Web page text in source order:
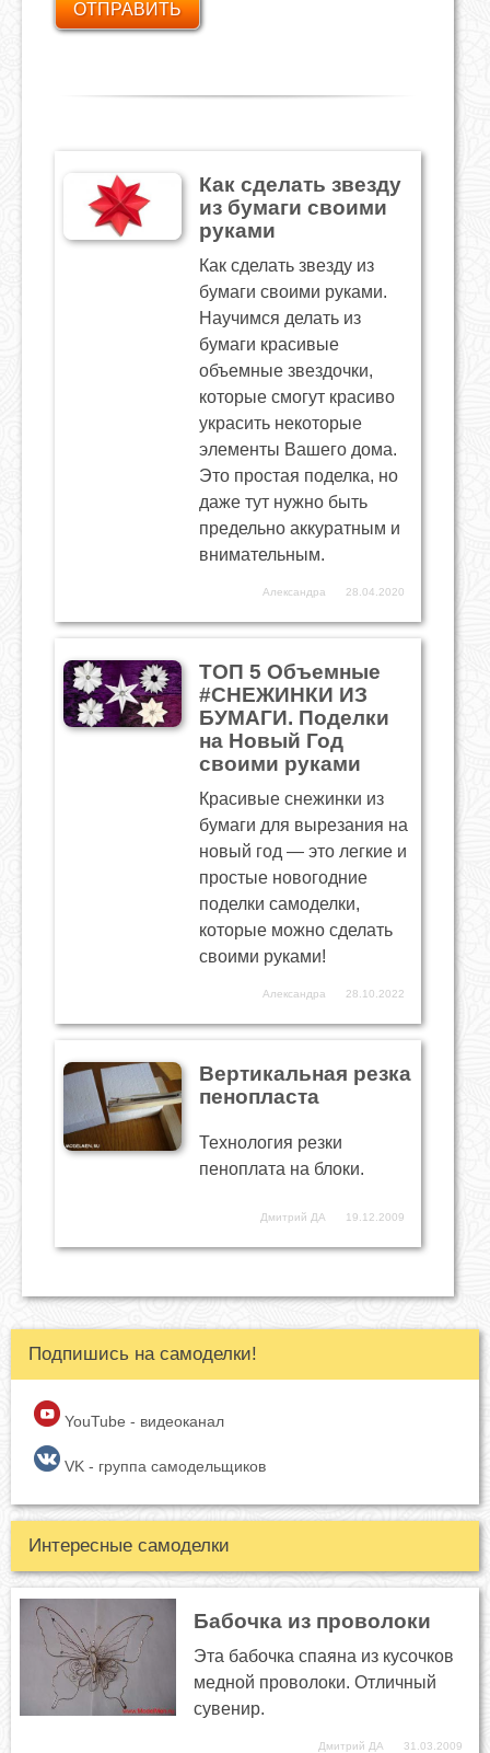
Как сделать звезду
из бумаги своими
руками
Как сделать звезду из
бумаги своими руками.
Научимся делать из
бумаги красивые
объемные звездочки,
которые смогут красиво
украсить некоторые
элементы Вашего дома.
Это простая поделка, но
даже тут нужно быть
предельно аккуратным и
внимательным.
Александра 28.04.2020
ТОП 5 Объемные
#СНЕЖИНКИ ИЗ
БУМАГИ. Поделки
на Новый Год
своими руками
Красивые снежинки из
бумаги для вырезания на
новый год — это легкие и
простые новогодние
поделки самоделки,
которые можно сделать
своими руками!
Александра 28.10.2022
Вертикальная резка
пенопласта
Технология резки
пеноплата на блоки.
Дмитрий ДА 19.12.2009
Подпишись на самоделки!
YouTube - видеоканал
VK - группа самодельщиков
Интересные самоделки
Бабочка из проволоки
Эта бабочка спаяна из кусочков
медной проволоки. Отличный
сувенир.
Дмитрий ДА 31.03.2009